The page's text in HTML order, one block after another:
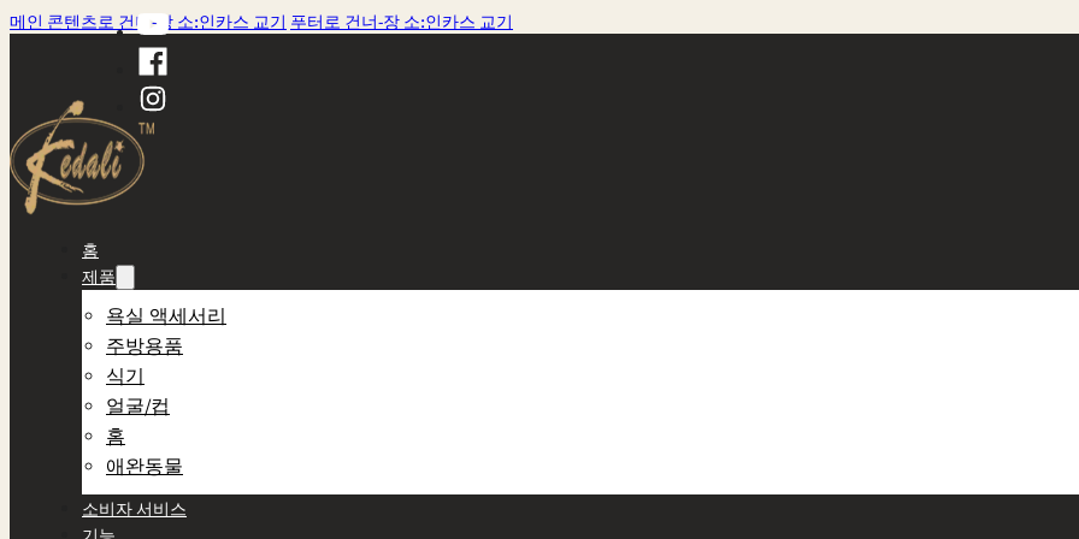
메인 콘텐츠로 건너-장 소:인카스 교기 푸터로 건너-장 소:인카스 교기
홈
제품
욕실 액세서리
주방용품
식기
얼굴/컵
홈
애완동물
소비자 서비스